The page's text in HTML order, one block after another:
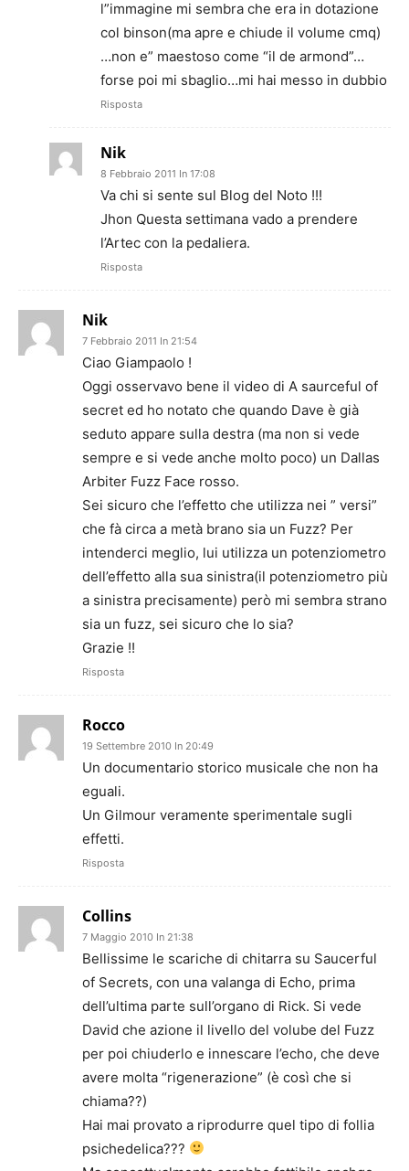
l”immagine mi sembra che era in dotazione
col binson(ma apre e chiude il volume cmq)
…non e” maestoso come “il de armond”…
forse poi mi sbaglio…mi hai messo in dubbio
Risposta
Nik
8 Febbraio 2011 In 17:08
Va chi si sente sul Blog del Noto !!!
Jhon Questa settimana vado a prendere
l’Artec con la pedaliera.
Risposta
Nik
7 Febbraio 2011 In 21:54
Ciao Giampaolo !
Oggi osservavo bene il video di A saurceful of
secret ed ho notato che quando Dave è già
seduto appare sulla destra (ma non si vede
sempre e si vede anche molto poco) un Dallas
Arbiter Fuzz Face rosso.
Sei sicuro che l’effetto che utilizza nei ” versi”
che fà circa a metà brano sia un Fuzz? Per
intenderci meglio, lui utilizza un potenziometro
dell’effetto alla sua sinistra(il potenziometro più
a sinistra precisamente) però mi sembra strano
sia un fuzz, sei sicuro che lo sia?
Grazie !!
Risposta
Rocco
19 Settembre 2010 In 20:49
Un documentario storico musicale che non ha
eguali.
Un Gilmour veramente sperimentale sugli
effetti.
Risposta
Collins
7 Maggio 2010 In 21:38
Bellissime le scariche di chitarra su Saucerful
of Secrets, con una valanga di Echo, prima
dell’ultima parte sull’organo di Rick. Si vede
David che azione il livello del volube del Fuzz
per poi chiuderlo e innescare l’echo, che deve
avere molta “rigenerazione” (è così che si
chiama??)
Hai mai provato a riprodurre quel tipo di follia
psichedelica???